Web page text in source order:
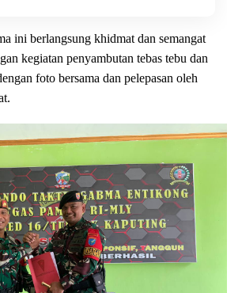
ini berlangsung khidmat dan semangat
kegiatan penyambutan tebas tebu dan
foto bersama dan pelepasan oleh